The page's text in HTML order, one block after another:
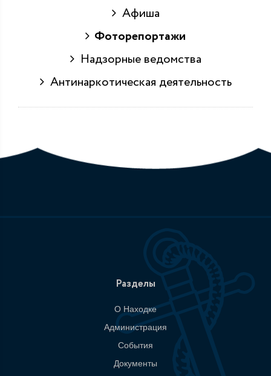
Афиша
Фоторепортажи
Надзорные ведомства
Антинаркотическая деятельность
Разделы
О Находке
Администрация
События
Документы